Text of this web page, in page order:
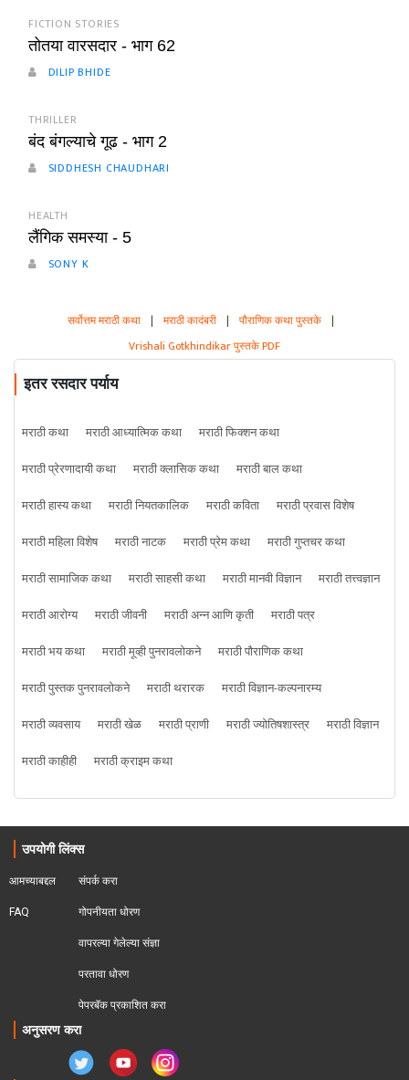
FICTION STORIES
तोतया वारसदार - भाग 62
DILIP BHIDE
THRILLER
बंद बंगल्याचे गूढ - भाग 2
SIDDHESH CHAUDHARI
HEALTH
लैंगिक समस्या - 5
SONY K
सर्वोत्तम मराठी कथा | मराठी कादंबरी | पौराणिक कथा पुस्तके |
Vrishali Gotkhindikar पुस्तके PDF
इतर रसदार पर्याय
मराठी कथा मराठी आध्यात्मिक कथा
मराठी फिक्शन कथा
मराठी प्रेरणादायी कथा
मराठी क्लासिक कथा
मराठी बाल कथा
मराठी हास्य कथा
मराठी नियतकालिक मराठी कविता
मराठी प्रवास विशेष
मराठी महिला विशेष
मराठी नाटक मराठी प्रेम कथा
मराठी गुप्तचर कथा
मराठी सामाजिक कथा
मराठी साहसी कथा मराठी मानवी विज्ञान
मराठी तत्त्वज्ञान
मराठी आरोग्य
मराठी जीवनी मराठी अन्न आणि कृती
मराठी पत्र
मराठी भय कथा
मराठी मूव्ही पुनरावलोकने
मराठी पौराणिक कथा
मराठी पुस्तक पुनरावलोकने
मराठी थरारक
मराठी विज्ञान-कल्पनारम्य
मराठी व्यवसाय
मराठी खेळ मराठी प्राणी मराठी ज्योतिषशास्त्र
मराठी विज्ञान
मराठी काहीही
मराठी क्राइम कथा
उपयोगी लिंक्स
आमच्याबद्दल
FAQ
संपर्क करा
गोपनीयता धोरण
वापरल्या गेलेल्या संज्ञा
परतावा धोरण
पेपरबॅक प्रकाशित करा
अनुसरण करा